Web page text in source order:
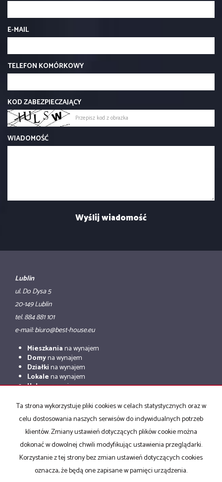
E-MAIL
TELEFON KOMÓRKOWY
KOD ZABEZPIECZAJĄCY
WIADOMOŚĆ
Lublin
ul. Do Dysa 5
20-149 Lublin
tel. 884 881 101
e-mail: biuro@best-house.eu
Mieszkaniana wynajem
Domyna wynajem
Działkina wynajem
Lokalena wynajem
Halena wynajem
Mieszkania
na sprzedaż
Domyna sprzedaż
Działkina sprzedaż
Lokalena sprzedaż
Halena sprzedaż
Obiektyna sprzedaż
Ta strona wykorzystuje pliki cookies w celach statystycznych oraz w
celu dostosowania naszych serwisów do indywidualnych potrzeb
klientów. Zmiany ustawień dotyczących plików cookie można
dokonać w dowolnej chwili modyfikując ustawienia przeglądarki.
Korzystanie z tej strony bez zmian ustawień dotyczących cookies
oznacza, że będą one zapisane w pamięci urządzenia.